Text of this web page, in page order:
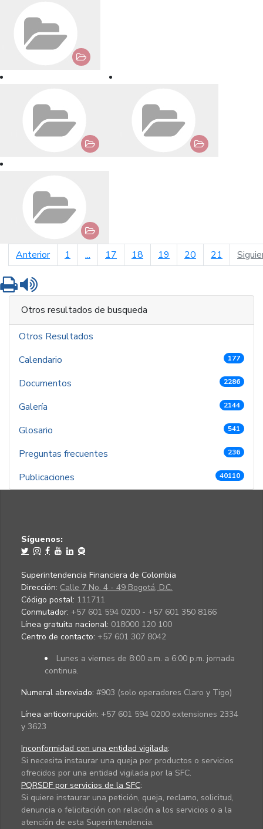
Anteriorpágina anterior
1 ... 17 18 19 20 21
Imprimir
Otros resultados de busqueda
Otros Resultados
Calendario
177
Documentos 2286
Galería 2144
Glosario 541
Preguntas frecuentes 236
Publicaciones 40110
Síguenos:
Superintendencia Financiera de Colombia
Dirección: Calle 7 No. 4 - 49 Bogotá, D.C.
Código postal: 111711
Conmutador: +57 601 594 0200 - +57 601 350 8166
Línea gratuita nacional: 018000 120 100
Centro de contacto: +57 601 307 8042
Lunes a viernes de 8:00 a.m. a 6:00 p.m. jornada
continua.
Numeral abreviado: #903 (solo operadores Claro y Tigo)
Línea anticorrupción: +57 601 594 0200 extensiones 2334
y 3623
Inconformidad con una entidad vigilada:
Si necesita instaurar una queja por productos o servicios
ofrecidos por una entidad vigilada por la SFC.
PQRSDF por servicios de la SFC:
Si quiere instaurar una petición, queja, reclamo, solicitud,
denuncia o felicitación con relación a los servicios o a la
atención de esta Superintendencia.